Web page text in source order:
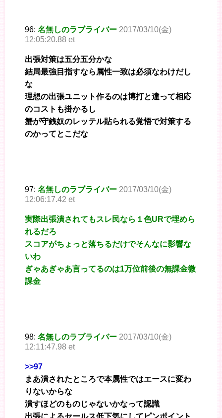
96: 名無しのラブライバー 2017/03/10(金)
12:05:20.88 et
出張対策は五分五分かな
結局最強目指すなら属性一致は必須なわけだし
な
理想の出張ユニット作るのは博打と違って相応
のコストも掛かるし
蟹が守銭奴のレッテル貼られる覚悟で対策する
のかってとこだな
97: 名無しのラブライバー 2017/03/10(金)
12:06:17.42 et
実際出張潰されてもスレ民なら１色URで埋めら
れるだろ
スコアがちょっと落ちるだけでそんなに影響な
いわ
ぎゃあぎゃあ言ってるのは1万位前後の無課金微
課金
98: 名無しのラブライバー 2017/03/10(金)
12:11:47.98 et
>>97
まあ潰されたところで本属性ではエースに変わ
りないからな
潰すほどのものじゃないかなって認識
出張によるセールス低下気にしてピンポイント